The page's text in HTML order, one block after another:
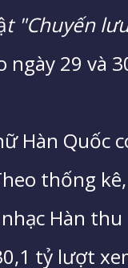
t "Chuyến
ngày 29 và
Hàn Quốc
thống
Hàn
tỷ lượt